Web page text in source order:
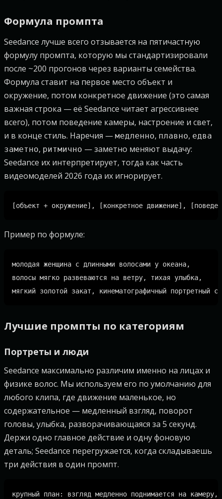
Формула промпта
Seedance лучше всего отзывается на пятичастную
формулу промпта, которую мы стандартизировали
после ~200 прогонов через варианты семейства.
Формула ставит на первое место объект и
окружение, потом конкретное движение (это самая
важная строка — её Seedance читает агрессивнее
всего), потом поведение камеры, настроение и свет,
и в конце стиль. Наречия — медленно, плавно, едва
заметно, ритмично — заметно меняют выдачу:
Seedance их интерпретирует, тогда как часть
видеомоделей 2026 года их игнорирует.
Пример по формуле:
молодая женщина с длинными волосами у океана,
волосы мягко развеваются на ветру, тихая улыбка,
Лучшие промпты по категориям
Портреты и люди
Seedance максимально различим именно на лицах и
физике волос. Мы используем его по умолчанию для
любого клипа, где движение маленькое, но
содержательное — медленный взгляд, поворот
головы, улыбка, разворачивающаяся за 5 секунд.
Держи одно главное действие и одну фоновую
деталь; Seedance перегружается, когда складываешь
три действия в один промпт.
крупный план: взгляд медленно поднимается на камеру,